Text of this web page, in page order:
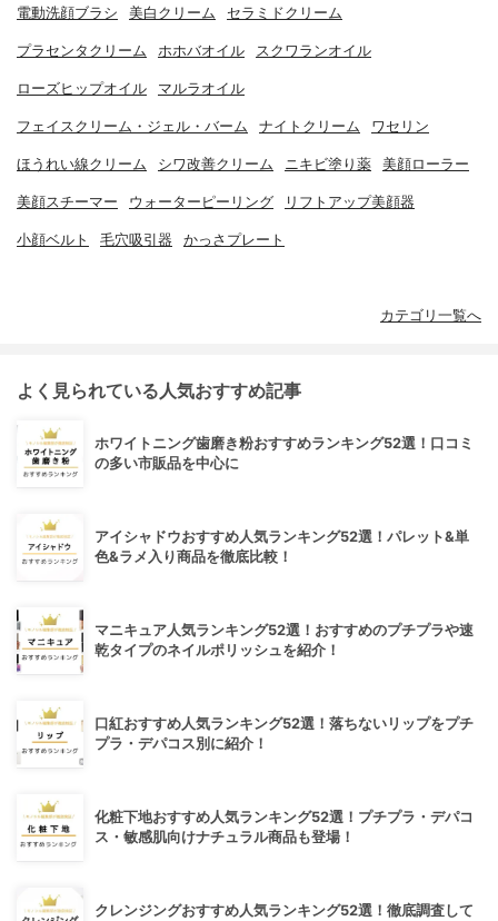
電動洗顔ブラシ 美白クリーム セラミドクリーム
プラセンタクリーム ホホバオイル スクワランオイル
ローズヒップオイル マルラオイル
フェイスクリーム・ジェル・バーム ナイトクリーム ワセリン
ほうれい線クリーム シワ改善クリーム ニキビ塗り薬 美顔ローラー
美顔スチーマー ウォーターピーリング リフトアップ美顔器
小顔ベルト 毛穴吸引器 かっさプレート
カテゴリ一覧へ
よく見られている人気おすすめ記事
ホワイトニング歯磨き粉おすすめランキング52選！口コミ
の多い市販品を中心に
アイシャドウおすすめ人気ランキング52選！パレット&単
色&ラメ入り商品を徹底比較！
マニキュア人気ランキング52選！おすすめのプチプラや速
乾タイプのネイルポリッシュを紹介！
口紅おすすめ人気ランキング52選！落ちないリップをプチ
プラ・デパコス別に紹介！
化粧下地おすすめ人気ランキング52選！プチプラ・デパコ
ス・敏感肌向けナチュラル商品も登場！
クレンジングおすすめ人気ランキング52選！徹底調査して